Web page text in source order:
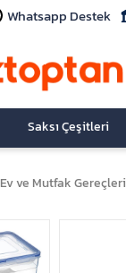
Whatsapp Destek
Saksı Çeşitleri
Ev ve Mutfak Gereçleri